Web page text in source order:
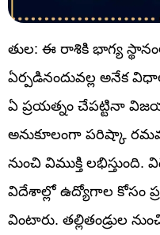
తుల: ఈ రాశికి భాగ్య
ఏర్పడినందువల్ల అనేక
ఏ ప్రయత్నం చేపట్టినా
అనుకూలంగా పరిష్కా
నుంచి విముక్తి
విదేశాల్లో ఉద్యోగాల కోసం
వింటారు. తల్లితండ్రుల